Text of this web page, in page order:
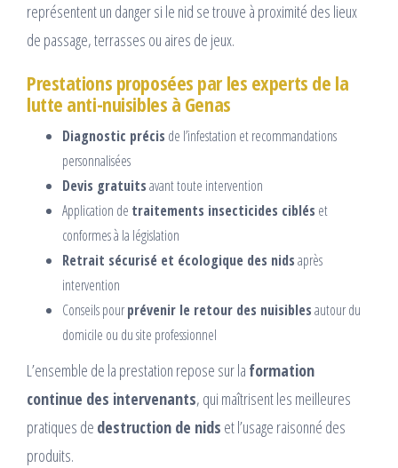
représentent un danger si le nid se trouve à proximité des lieux
de passage, terrasses ou aires de jeux.
Prestations proposées par les experts de la
lutte anti-nuisibles à Genas
Diagnostic précis de l’infestation et recommandations
personnalisées
Devis gratuitsavant toute intervention
Application de traitements insecticides ciblés et
conformes à la législation
Retrait sécurisé et écologique des nidsaprès
intervention
Conseils pourprévenir le retour des nuisiblesautour du
domicile ou du site professionnel
L’ensemble de la prestation repose sur la formation
continue des intervenants, qui maîtrisent les meilleures
pratiques de destruction de nids et l’usage raisonné des
produits.